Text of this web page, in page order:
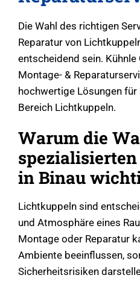
Die Wahl des richtigen
Reparatur von
entscheidend sein.
Montage- &
hochwertige Lösungen
Bereich Lichtkuppeln.
Warum die
in Binau
Lichtkuppeln sind
und Atmosphäre eines
Montage oder Reparatur
Ambiente beeinflussen,
Sicherheitsrisiken